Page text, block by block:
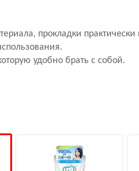
прокладки
удобно брать с собой.